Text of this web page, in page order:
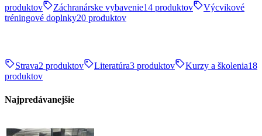
produktov
Záchranárske vybavenie14 produktov
Výcvikové
tréningové doplnky20 produktov
Strava2 produktov Literatúra3 produktov Kurzy a školenia18
produktov
Najpredávanejšie